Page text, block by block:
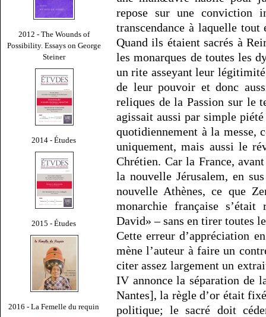
2012 - The Wounds of
Possibility. Essays on George
Steiner
2014 - Études
2015 - Études
2016 - La Femelle du requin
repose sur une conviction
transcendance à laquelle
Quand ils étaient sacrés à
les monarques de toutes les
un rite asseyant leur
de leur pouvoir et donc
reliques de la Passion sur le
agissait aussi par simple
quotidiennement à la messe,
uniquement, mais aussi le
Chrétien. Car la France,
la nouvelle Jérusalem, en
nouvelle Athènes, ce que
monarchie française
David» – sans en tirer toutes
Cette erreur d’appréciation
mène l’auteur à faire un
citer assez largement un
IV annonce la séparation de
Nantes], la règle d’or était
politique; le sacré doit